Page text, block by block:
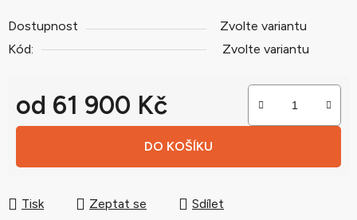
Dostupnost
Zvolte variantu
Kód:
Zvolte variantu
od 61 900 Kč
Měrná cena:
DO KOŠÍKU
Tisk Zeptat se Sdílet